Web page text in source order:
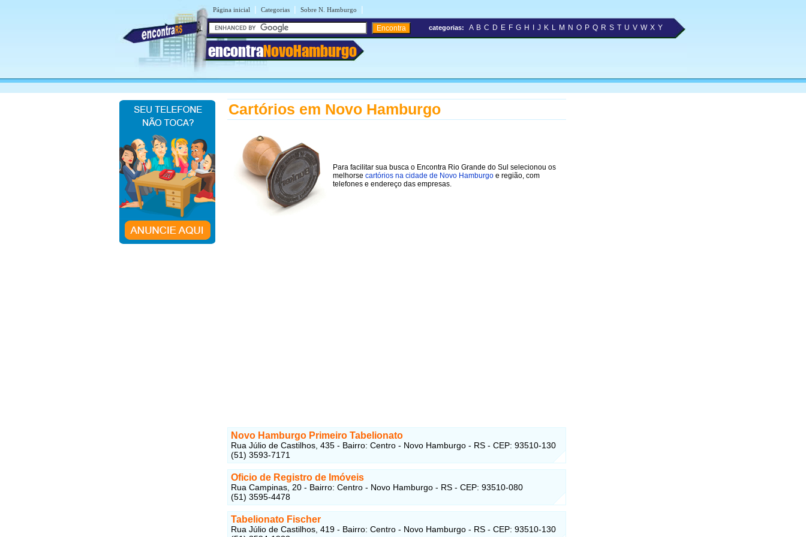
Página inicial | Categorias | Sobre N. Hamburgo |
encontraNovoHamburgo
categorias: A B C D E F G H J K L M N O P Q R S T U V W X Y
Cartórios em Novo Hamburgo
Para facilitar sua busca o Encontra Rio Grande do Sul selecionou os
melhorse cartórios na cidade de Novo Hamburgo e região, com
telefones e endereço das empresas.
Novo Hamburgo Primeiro Tabelionato
Rua Júlio de Castilhos, 435 - Bairro: Centro - Novo Hamburgo - RS - CEP: 93510-130
(51) 3593-7171
Oficio de Registro de Imóveis
Rua Campinas, 20 - Bairro: Centro - Novo Hamburgo - RS - CEP: 93510-080
(51) 3595-4478
Tabelionato Fischer
Rua Júlio de Castilhos, 419 - Bairro: Centro - Novo Hamburgo - RS - CEP: 93510-130